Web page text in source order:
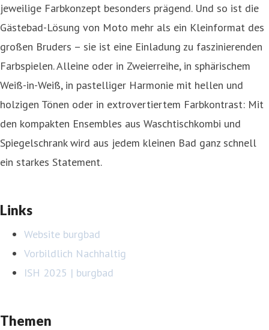
jeweilige Farbkonzept besonders prägend. Und so ist die
Gästebad-Lösung von Moto mehr als ein Kleinformat des
großen Bruders – sie ist eine Einladung zu faszinierenden
Farbspielen. Alleine oder in Zweierreihe, in sphärischem
Weiß-in-Weiß, in pastelliger Harmonie mit hellen und
holzigen Tönen oder in extrovertiertem Farbkontrast: Mit
den kompakten Ensembles aus Waschtischkombi und
Spiegelschrank wird aus jedem kleinen Bad ganz schnell
ein starkes Statement.
Links
Website burgbad
Vorbildlich Nachhaltig
ISH 2025 | burgbad
Themen